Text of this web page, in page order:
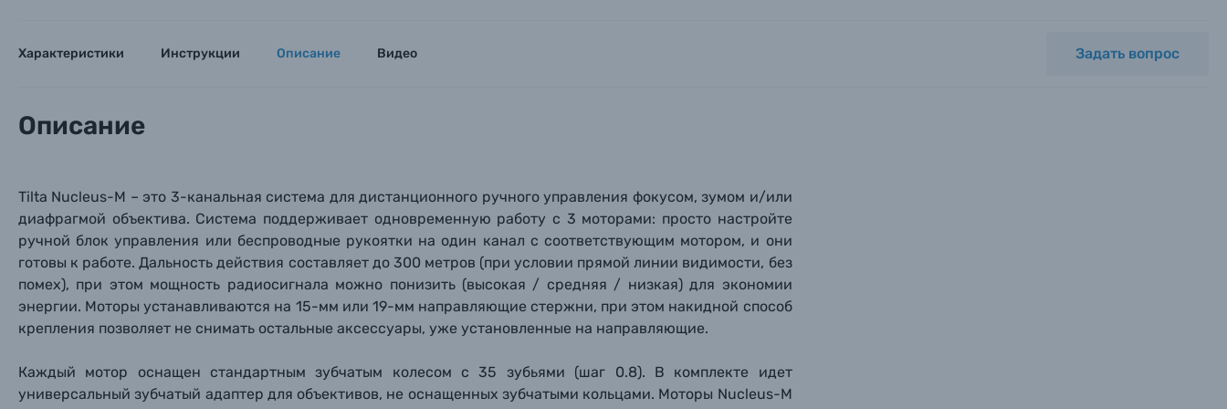
Появились вопросы?
Мы постараемся ответить как можно скорее.
Появились вопросы?
Мы постараемся ответить как можно скорее.
Каталог товаров
Цифровые фотоаппараты
Пленочные фотоаппараты
Видеокамеры
Характеристики Инструкции Описание Видео Задать вопрос
Описание
Tilta Nucleus-M – это 3-канальная система для дистанционного ручного управления фокусом, зумом и/или
диафрагмой объектива. Система поддерживает одновременную работу с 3 моторами: просто настройте
ручной блок управления или беспроводные рукоятки на один канал с соответствующим мотором, и они
готовы к работе. Дальность действия составляет до 300 метров (при условии прямой линии видимости, без
помех), при этом мощность радиосигнала можно понизить (высокая / средняя / низкая) для экономии
энергии. Моторы устанавливаются на 15-мм или 19-мм направляющие стержни, при этом накидной способ
крепления позволяет не снимать остальные аксессуары, уже установленные на направляющие.
Каждый мотор оснащен стандартным зубчатым колесом с 35 зубьями (шаг 0.8). В комплекте идет
универсальный зубчатый адаптер для объективов, не оснащенных зубчатыми кольцами. Моторы Nucleus-M
Появились вопросы?
Мы постараемся ответить как можно скорее.